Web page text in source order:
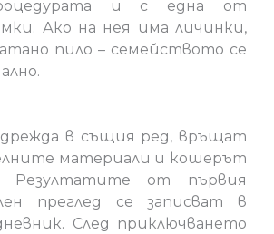
и с една от
Ако на нея има личинки,
пило – семейството се
в същия ред, връщат
материали и кошерът
Резултатите от първия
преглед се записват в
След приключването